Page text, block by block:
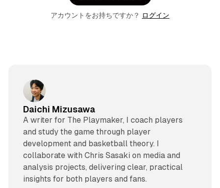
アカウントをお持ちですか？ ログイン
Daichi Mizusawa
A writer for The Playmaker, I coach players
and study the game through player
development and basketball theory. I
collaborate with Chris Sasaki on media and
analysis projects, delivering clear, practical
insights for both players and fans.